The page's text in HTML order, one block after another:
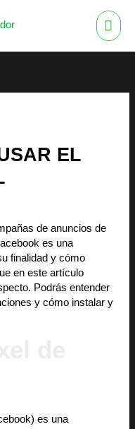
EL
de anuncios de
es una
finalidad y cómo
en este artículo
Podrás entender
y cómo instalar y
es una